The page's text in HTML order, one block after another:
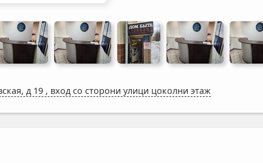
д 19 , вход со сторони улици цоколни этаж